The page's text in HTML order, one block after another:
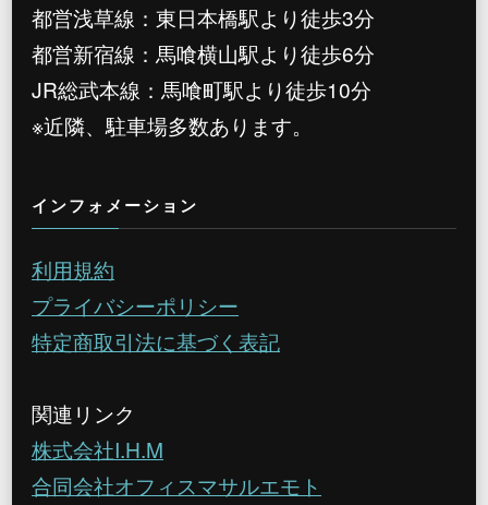
都営浅草線：東日本橋駅より徒歩3分
都営新宿線：馬喰横山駅より徒歩6分
JR総武本線：馬喰町駅より徒歩10分
※近隣、駐車場多数あります。
インフォメーション
利用規約
プライバシーポリシー
特定商取引法に基づく表記
関連リンク
株式会社I.H.M
合同会社オフィスマサルエモト